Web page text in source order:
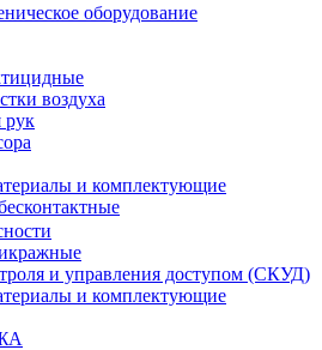
оборудование
воздуха
рук
и комплектующие
и управления доступом (СКУД)
и комплектующие